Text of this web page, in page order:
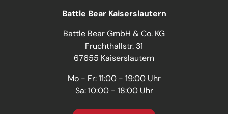
Battle Bear Kaiserslautern
Battle Bear GmbH & Co. KG
Fruchthallstr. 31
67655 Kaiserslautern
Mo - Fr: 11:00 - 19:00 Uhr
Sa: 10:00 - 18:00 Uhr